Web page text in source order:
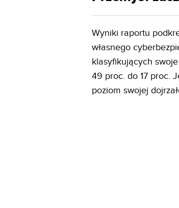
Wyniki raportu
własnego
klasyfikujących
49 proc. do 17 proc.
poziom swojej